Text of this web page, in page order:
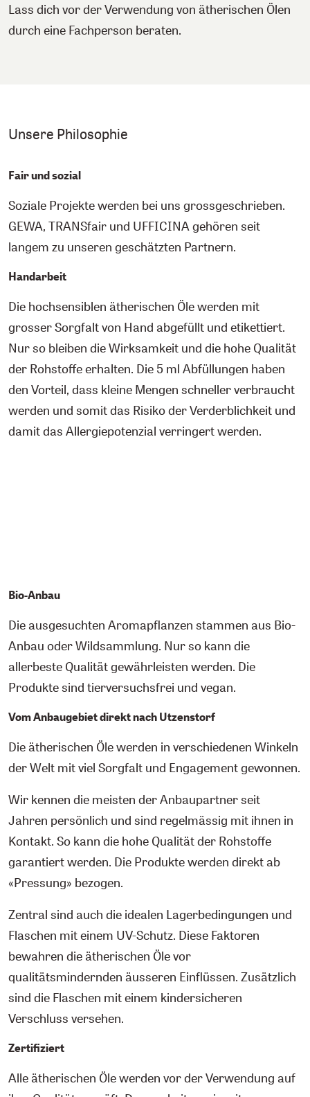
Lass dich vor der Verwendung von ätherischen Ölen
durch eine Fachperson beraten.
Unsere Philosophie
Fair und sozial
Soziale Projekte werden bei uns grossgeschrieben.
GEWA, TRANSfair und UFFICINA gehören seit
langem zu unseren geschätzten Partnern.
Handarbeit
Die hochsensiblen ätherischen Öle werden mit
grosser Sorgfalt von Hand abgefüllt und etikettiert.
Nur so bleiben die Wirksamkeit und die hohe Qualität
der Rohstoffe erhalten. Die 5 ml Abfüllungen haben
den Vorteil, dass kleine Mengen schneller verbraucht
werden und somit das Risiko der Verderblichkeit und
damit das Allergiepotenzial verringert werden.
Bio-Anbau
Die ausgesuchten Aromapflanzen stammen aus Bio-
Anbau oder Wildsammlung. Nur so kann die
allerbeste Qualität gewährleisten werden. Die
Produkte sind tierversuchsfrei und vegan.
Vom Anbaugebiet direkt nach Utzenstorf
Die ätherischen Öle werden in verschiedenen Winkeln
der Welt mit viel Sorgfalt und Engagement gewonnen.
Wir kennen die meisten der Anbaupartner seit
Jahren persönlich und sind regelmässig mit ihnen in
Kontakt. So kann die hohe Qualität der Rohstoffe
garantiert werden. Die Produkte werden direkt ab
«Pressung» bezogen.
Zentral sind auch die idealen Lagerbedingungen und
Flaschen mit einem UV-Schutz. Diese Faktoren
bewahren die ätherischen Öle vor
qualitätsmindernden äusseren Einflüssen. Zusätzlich
sind die Flaschen mit einem kindersicheren
Verschluss versehen.
Zertifiziert
Alle ätherischen Öle werden vor der Verwendung auf